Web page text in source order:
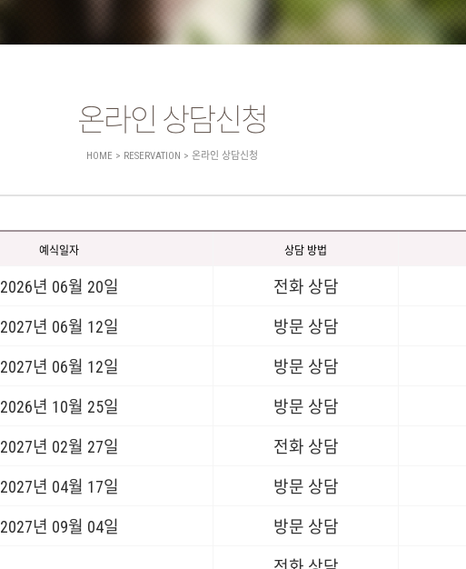
온라인 상담신청
HOME > RESERVATION > 온라인 상담신청
예식일자 상담 방법
2026년 06월 20일 전화 상담
2027년 06월 12일 방문 상담
2027년 06월 12일 방문 상담
2026년 10월 25일 방문 상담
2027년 02월 27일 전화 상담
2027년 04월 17일 방문 상담
2027년 09월 04일 방문 상담